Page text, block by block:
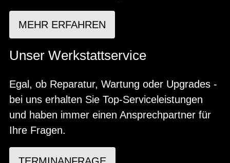
MEHR ERFAHREN
Unser Werkstattservice
Egal, ob Reparatur, Wartung oder Upgrades -
bei uns erhalten Sie Top-Serviceleistungen
und haben immer einen Ansprechpartner für
Ihre Fragen.
TERMINANFRAGE